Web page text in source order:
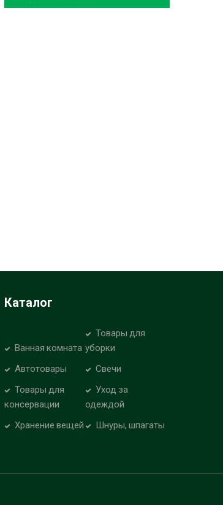
Каталог
Ванная комната
Товары для
уборки
Автотовары
Свечи
Товары для
консервации
Уход за
одеждой
Хранение вещей
Шнуры, шпагаты